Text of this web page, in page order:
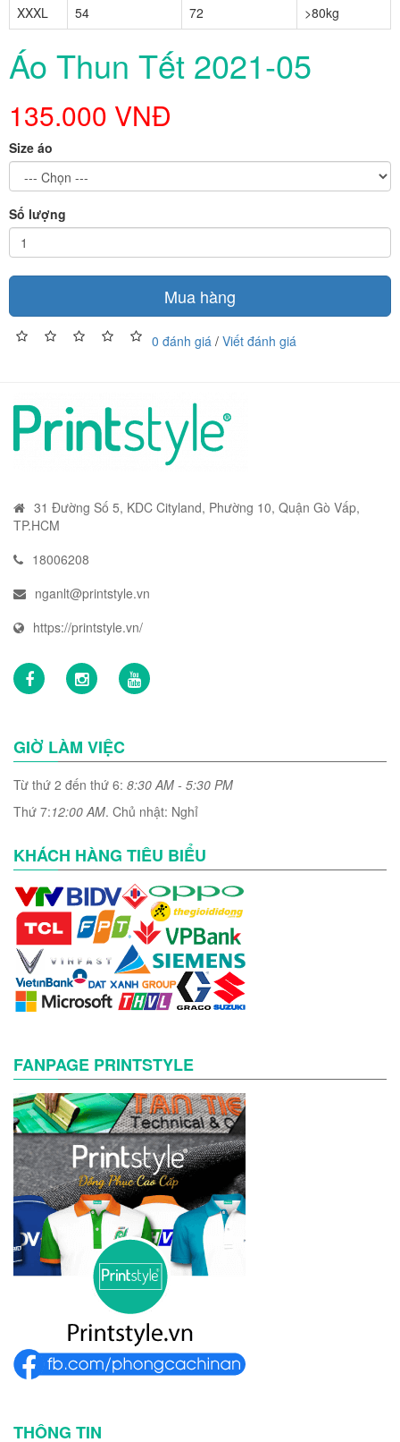
XXXL
54 72 >80kg
Áo Thun Tết 2021-05
135.000 VNĐ
Size áo
Số lượng
Mua hàng
0 đánh giá / Viết đánh giá
31 Đường Số 5, KDC Cityland, Phường 10, Quận Gò Vấp,
TP.HCM
18006208
nganlt@printstyle.vn
https://printstyle.vn/
GIỜ LÀM VIỆC
Từ thứ 2 đến thứ 6: 8:30 AM - 5:30 PM
Thứ 7:12:00 AM. Chủ nhật: Nghỉ
KHÁCH HÀNG TIÊU BIỂU
FANPAGE PRINTSTYLE
THÔNG TIN